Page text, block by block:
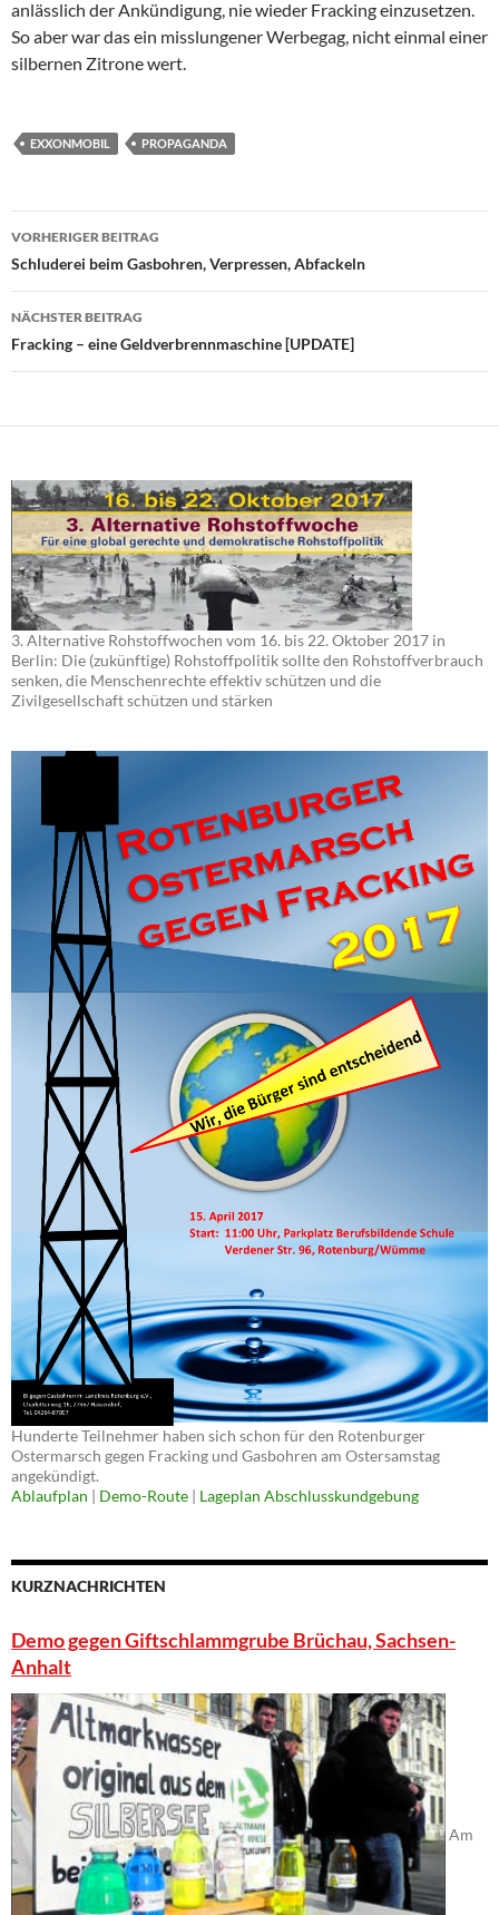
anlässlich der Ankündigung, nie wieder Fracking einzusetzen.
So aber war das ein misslungener Werbegag, nicht einmal einer
silbernen Zitrone wert.
EXXONMOBIL PROPAGANDA
Beitragsnavigation
VORHERIGER BEITRAG
Schluderei beim Gasbohren, Verpressen, Abfackeln
NÄCHSTER BEITRAG
Fracking – eine Geldverbrennmaschine [UPDATE]
3. Alternative Rohstoffwochen vom 16. bis 22. Oktober 2017 in
Berlin: Die (zukünftige) Rohstoffpolitik sollte den Rohstoffverbrauch
senken, die Menschenrechte effektiv schützen und die
Zivilgesellschaft schützen und stärken
Hunderte Teilnehmer haben sich schon für den Rotenburger
Ostermarsch gegen Fracking und Gasbohren am Ostersamstag
angekündigt.
Ablaufplan | Demo-Route | Lageplan Abschlusskundgebung
KURZNACHRICHTEN
Demo gegen Giftschlammgrube Brüchau, Sachsen-
Anhalt
Am